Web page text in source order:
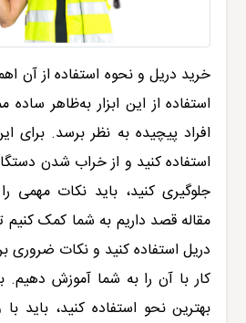
خرید دریل و نحوه استفاده از آن
استفاده از این ابزار به‌ظاهر
افراد پیچیده به نظر برسد. برای
استفاده کنید و از خراب شدن
جلوگیری کنید، باید نکات مهمی
مقاله قصد داریم به شما کمک کنیم
دریل استفاده کنید و نکات ضروری
کار با آن را به شما آموزش دهیم.
بهترین نحو استفاده کنید، باید